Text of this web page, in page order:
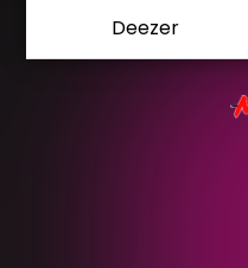
Deezer